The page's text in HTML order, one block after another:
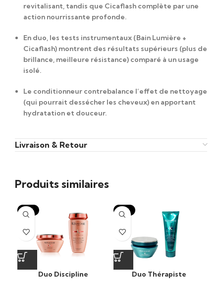
revitalisant, tandis que Cicaflash complète par une
action nourrissante profonde.
En duo, les tests instrumentaux (Bain Lumière +
Cicaflash) montrent des résultats supérieurs (plus de
brillance, meilleure résistance) comparé à un usage
isolé.
Le conditionneur contrebalance l’effet de nettoyage
(qui pourrait dessécher les cheveux) en apportant
hydratation et douceur.
Livraison & Retour
Produits similaires
-15%
Duo Discipline
-15%
Duo Thérapiste